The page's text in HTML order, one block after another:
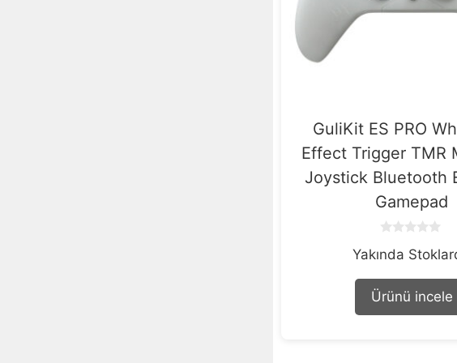
GuliKit ES PRO
Effect Trigger TMR
Joystick Bluetooth
Gamepad
o
t
o
f
Yakında
Ürünü incele